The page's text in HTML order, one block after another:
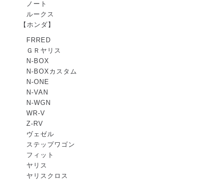
ノート
ルークス
【ホンダ】
FRRED
ＧＲヤリス
N-BOX
N-BOXカスタム
N-ONE
N-VAN
N-WGN
WR-V
Z-RV
ヴェゼル
ステップワゴン
フィット
ヤリス
ヤリスクロス